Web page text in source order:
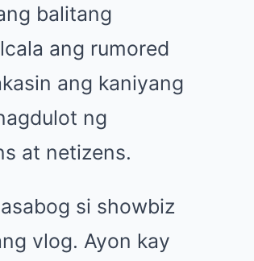
balitang
ang rumored
ang kaniyang
ng
at netizens.
si showbiz
vlog. Ayon kay